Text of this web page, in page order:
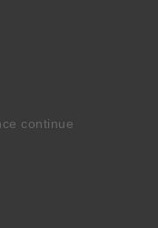
continue